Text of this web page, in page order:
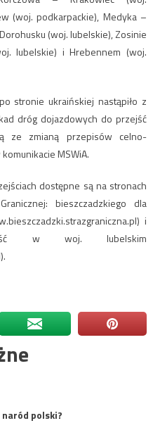
(woj. podkarpackie), Medyka –
(woj. lubelskie), Zosinie
lubelskie) i Hrebennem (woj.
stronie ukraińskiej nastąpiło z
dróg dojazdowych do przejść
ze zmianą przepisów celno-
MSWiA.
dostępne są na stronach
bieszczadzkiego dla
i
w woj. lubelskim
polski?